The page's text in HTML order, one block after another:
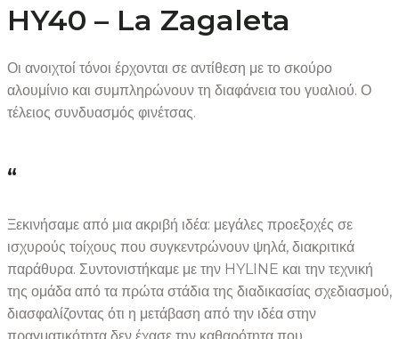
HY40 – La Zagaleta
Οι ανοιχτοί τόνοι έρχονται σε αντίθεση με το σκούρο
αλουμίνιο και συμπληρώνουν τη διαφάνεια του γυαλιού. Ο
τέλειος συνδυασμός φινέτσας.
“
Ξεκινήσαμε από μια ακριβή ιδέα: μεγάλες προεξοχές σε
ισχυρούς τοίχους που συγκεντρώνουν ψηλά, διακριτικά
παράθυρα. Συντονιστήκαμε με την HYLINE και την τεχνική
της ομάδα από τα πρώτα στάδια της διαδικασίας σχεδιασμού,
διασφαλίζοντας ότι η μετάβαση από την ιδέα στην
πραγματικότητα δεν έχασε την καθαρότητα που